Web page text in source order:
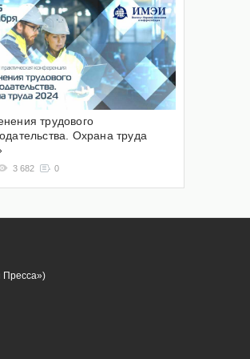
трудового
Охрана труда
3 682 0
Пресса»)